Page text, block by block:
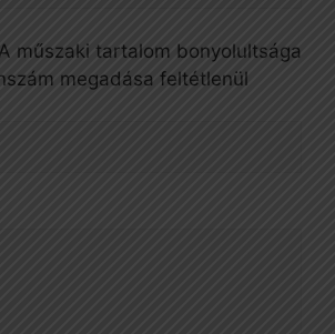
műszaki tartalom bonyolultsága
megadása feltétlenül